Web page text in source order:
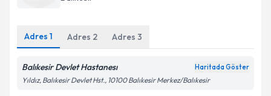
Adres 1 Adres 2 Adres 3
Balıkesir Devlet Hastanesı Haritada Göster
Yıldız, Balıkesir Devlet Hst., 10100 Balıkesir Merkez/Balıkesir